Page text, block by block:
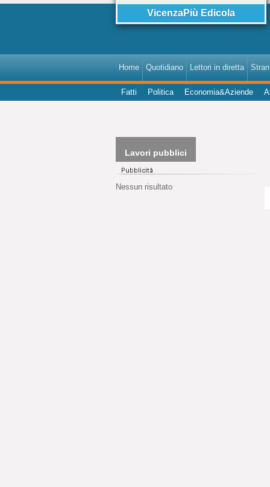
VicenzaPiù Edicola
Home Quotidiano Lettori in diretta
Fatti Politica Economia&Aziende
Lavori pubblici
Nessun risultato